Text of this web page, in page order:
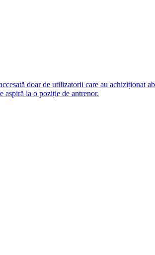
doar de utilizatorii care au achiziționat
aspiră la o poziție de antrenor.